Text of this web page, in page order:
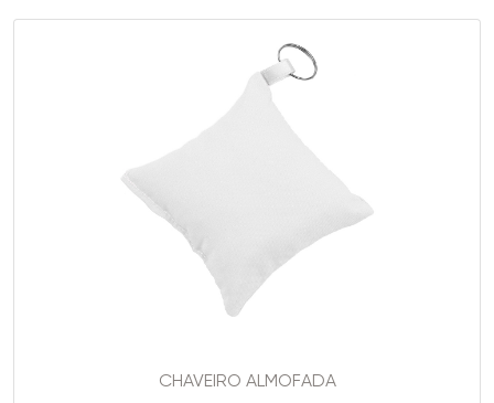
CHAVEIRO ALMOFADA